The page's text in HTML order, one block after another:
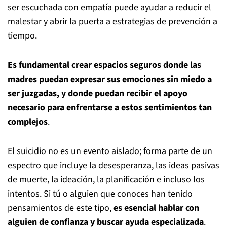
ser escuchada con empatía puede ayudar a reducir el
malestar y abrir la puerta a estrategias de prevención a
tiempo.
Es fundamental crear espacios seguros donde las
madres puedan expresar sus emociones sin miedo a
ser juzgadas, y donde puedan recibir el apoyo
necesario para enfrentarse a estos sentimientos tan
complejos.
El suicidio no es un evento aislado; forma parte de un
espectro que incluye la desesperanza, las ideas pasivas
de muerte, la ideación, la planificación e incluso los
intentos. Si tú o alguien que conoces han tenido
pensamientos de este tipo,es esencial hablar con
alguien de confianza y buscar ayuda especializada.